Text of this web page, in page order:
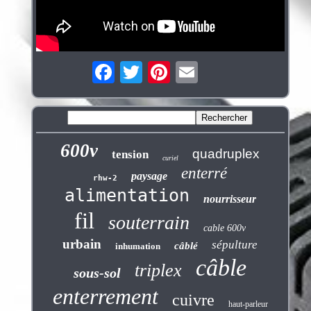
600v tension curiel quadruplex
rhw-2 paysage enterré
alimentation nourrisseur
fil souterrain cable 600v
urbain inhumation câblé sépulture
sous-sol triplex câble
enterrement cuivre haut-parleur